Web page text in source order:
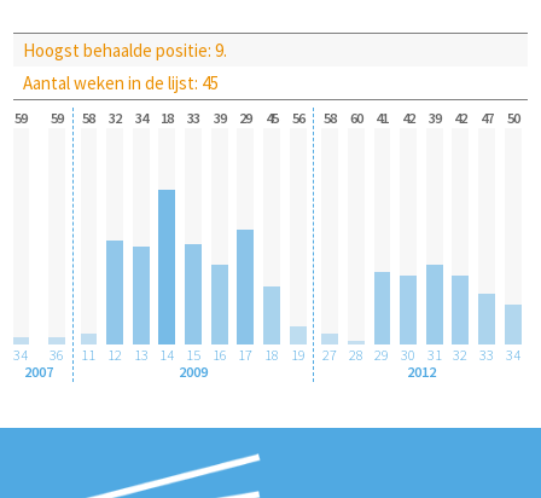
Hoogst behaalde positie: 9.
Aantal weken in de lijst: 45
59
34
59
36
2007
58
11
32
12
34
13
18
14
33
15
39
16
29
17
45
18
56
19
2009
58
27
60
28
41
29
42
30
39
31
42
32
47
33
50
34
2012